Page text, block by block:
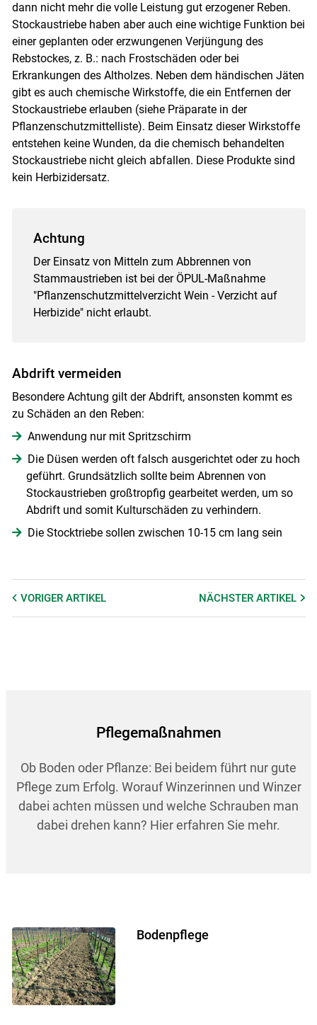
dann nicht mehr die volle Leistung gut erzogener Reben.
Stockaustriebe haben aber auch eine wichtige Funktion bei
einer geplanten oder erzwungenen Verjüngung des
Rebstockes, z. B.: nach Frostschäden oder bei
Erkrankungen des Altholzes. Neben dem händischen Jäten
gibt es auch chemische Wirkstoffe, die ein Entfernen der
Stockaustriebe erlauben (siehe Präparate in der
Pflanzenschutzmittelliste). Beim Einsatz dieser Wirkstoffe
entstehen keine Wunden, da die chemisch behandelten
Stockaustriebe nicht gleich abfallen. Diese Produkte sind
kein Herbizidersatz.
Achtung
Der Einsatz von Mitteln zum Abbrennen von
Stammaustrieben ist bei der ÖPUL-Maßnahme
"Pflanzenschutzmittelverzicht Wein - Verzicht auf
Herbizide" nicht erlaubt.
Abdrift vermeiden
Besondere Achtung gilt der Abdrift, ansonsten kommt es
zu Schäden an den Reben:
Anwendung nur mit Spritzschirm
Die Düsen werden oft falsch ausgerichtet oder zu hoch
geführt. Grundsätzlich sollte beim Abrennen von
Stockaustrieben großtropfig gearbeitet werden, um so
Abdrift und somit Kulturschäden zu verhindern.
Die Stocktriebe sollen zwischen 10-15 cm lang sein
VORIGER ARTIKEL NÄCHSTERARTIKEL
Pflegemaßnahmen
Ob Boden oder Pflanze: Bei beidem führt nur gute
Pflege zum Erfolg. Worauf Winzerinnen und Winzer
dabei achten müssen und welche Schrauben man
dabei drehen kann? Hier erfahren Sie mehr.
Bodenpflege